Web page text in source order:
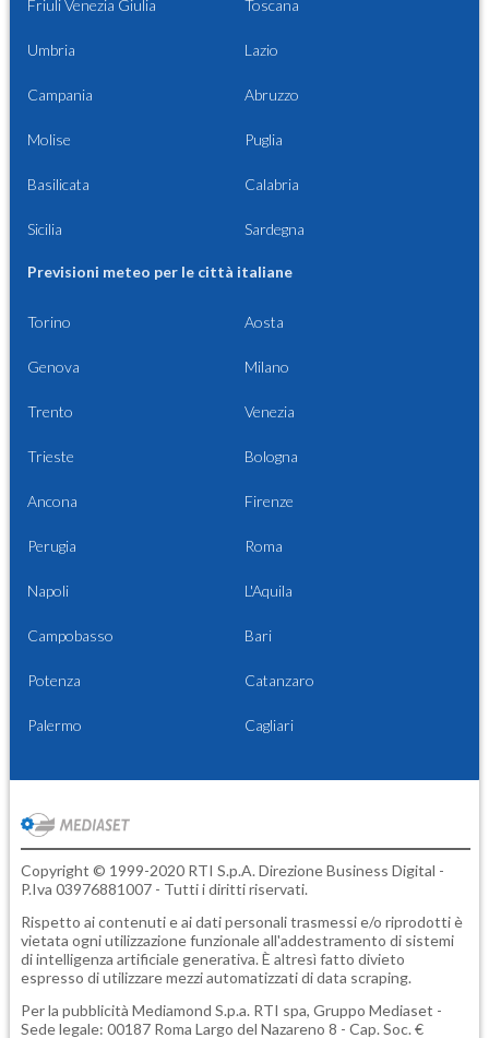
Friuli Venezia Giulia Toscana
Umbria Lazio
Campania Abruzzo
Molise Puglia
Basilicata Calabria
Sicilia Sardegna
Previsioni meteo per le città italiane
Torino Aosta
Genova Milano
Trento Venezia
Trieste Bologna
Ancona Firenze
Perugia Roma
Napoli L'Aquila
Campobasso Bari
Potenza Catanzaro
Palermo Cagliari
Copyright © 1999-2020 RTI S.p.A. Direzione Business Digital -
P.Iva 03976881007 - Tutti i diritti riservati.
Rispetto ai contenuti e ai dati personali trasmessi e/o riprodotti è
vietata ogni utilizzazione funzionale all'addestramento di sistemi
di intelligenza artificiale generativa. È altresì fatto divieto
espresso di utilizzare mezzi automatizzati di data scraping.
Per la pubblicità Mediamond S.p.a. RTI spa, Gruppo Mediaset -
Sede legale: 00187 Roma Largo del Nazareno 8 - Cap. Soc. €